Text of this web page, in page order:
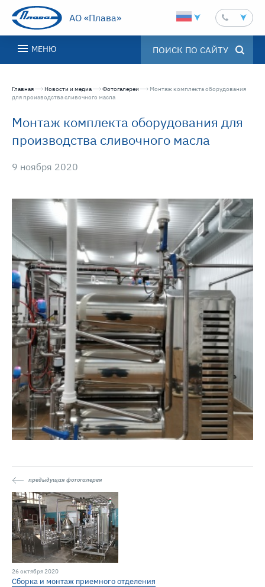
АО «Плава»
МЕНЮ
Главная Новости и медиа Фотогалереи Текущая страница:
Монтаж комплекта оборудования
для производства сливочного масла
Монтаж комплекта оборудования для
производства сливочного масла
9 ноября 2020
предыдущая фотогалерея
26 октября 2020
Cборка и монтаж приемного отделения